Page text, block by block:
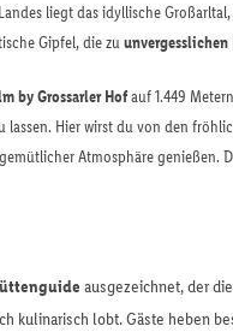
liegt das idyllische
Gipfel, die zuunvergesslichen
by Grossarler Hofauf 1.449
Hier wirst du von den
Atmosphäre genießen.
ausgezeichnet, der
kulinarisch lobt. Gäste heben